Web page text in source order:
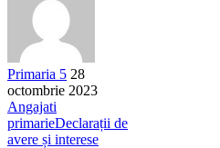
Primaria 5 28
octombrie 2023
Angajati
primarieDeclarații de
avere și interese